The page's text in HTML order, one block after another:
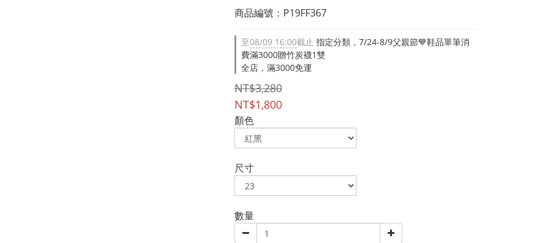
商品編號：P19FF367
至08/09 16:00截止 指定分類，7/24-8/9父親節💙鞋品單筆消
費滿3000贈竹炭襪1雙
全店，滿3000免運
NT$3,280
NT$1,800
顏色
尺寸
數量